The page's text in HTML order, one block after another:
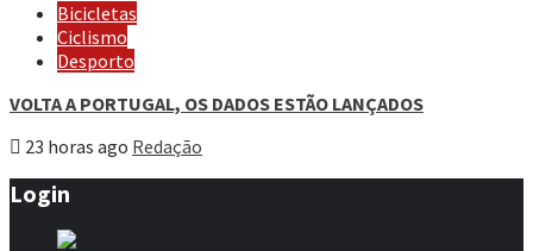
Bicicletas
Ciclismo
Desporto
VOLTA A PORTUGAL, OS DADOS ESTÃO LANÇADOS
23 horas ago Redação
Login